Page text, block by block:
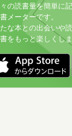
の読書量を簡単に
メーターです。
な本との出会いや
をもっと楽しくしま